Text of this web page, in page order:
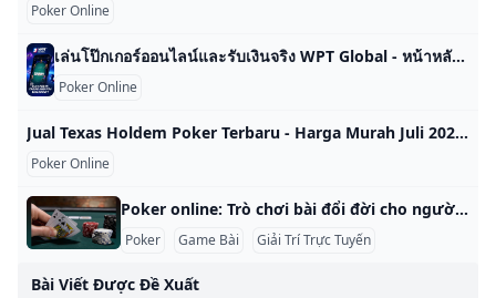
Poker Online
เล่นโป๊กเกอร์ออนไลน์และรับเงินจริง WPT Global - หน้าหลักออนไลน์ของ World Poker Tour - นำทัวร์นาเมนต์โป๊กเกอร์ออนไลน์ที่ปลอดภัยที่สุดและเกมเงินจริงมาให้คุณ กฎของโป๊กเกอร์ กฎการแข่งขัน คำศัพท์โป๊กเกอร์ Texas Hold’em PLO Short Deck Global Spins Mystery Bounty ประกันภัย Reveal Hands Rabbit Hunt ขยายเวลา การเดิมพัน HOLE CARD Gift Fest Jackpots หน้าหลักออนไลน์ของ World Poker Tour ที่ซึ่งตำนานได้บรรจบกับการปฏิวัติ เข้าร่วมสังคมการเล่นไพ่ใหญ่ที่สุดของโลก ของผู้เล่นเกมเงินสด 20 ปีที่ดีเยี่ยมที่สุด WPT เป็นหนึ่งในชื่อโป๊กเกอร์ที่โดดเด่นที่สุด แบรนด์โป๊กเกอร์ชั้นนําทั่วโลกในช่วง 20 ปีที่ผ่านมาและการนับ สนามเล่นสำหรับระดับสกิลทั้งหมด ซอฟต์แวร์ WPT Global ที่เป็นนวัตกรรมใหม่ช่วยให้มีผู้เล่นมืออาชีพเพียงสองคนต่อโต๊ะเกมเงินสด หมายความว่าผู้เล่นทุกระดับมีสถานที่ที่ดีที่สุดในการเรียนรู้ เล่น ปรับปรุง และชนะ ไม่อนุญาตให้ใช้โปรแกรมอัตโนมัติและการโกงใด ๆ 24/7 ติดตามการเฝ้าระวังผู้ฉ้อโกงและโปรแกรมบอท การตรวจจับ AI ที่ขับเคลื่อนด้วยข้อมูลพร้อมกับทฤษฎีเกมจะช่วยกำจัดบอทและการสมรู้ร่วมคิดเพื่อให้คุณสามารถเพลิดเพลินไปกับสภาพแวดล้อมเกมที่ปลอดภัยและยุติธรรม WPT เป็นหนึ่งในชื่อโป๊กเกอร์ที่โดดเด่นที่สุด แบรนด์โป๊กเกอร์ชั้นนําทั่วโลกในช่วง 20 ปีที่ผ่านมาและการนับ ซอฟต์แวร์ WPT Global ที่เป็นนวัตกรรมใหม่ช่วยให้มีผู้เล่นมืออาชีพเพียงสองคนต่อโต๊ะเกมเงินสด หมายความว่าผู้เล่นทุกระดับมีสถานที่ที่ดีที่สุดในการเรียนรู้ เล่น ปรับปรุง และชนะ
Poker Online
Jual Texas Holdem Poker Terbaru - Harga Murah Juli 2025 & Cicil 0% Beli Texas Holdem Poker terbaru harga murah Juli 2025 di Tokopedia! ∙ Promo Pengguna Baru ∙ Kurir Instan ∙ Bebas Ongkir ∙ Cicilan 0%. KategoriMainan & HobiBoard GamePermainan KartuRumah TanggaKebersihanDekorasiTempat Penyimpanan
Poker Online
Poker online: Trò chơi bài đổi đời cho người Việt Poker online là một trong những trò chơi bài phổ biến và thu hút đông đảo người chơi tại Việt Nam cũng như trên toàn thế giới. Trò chơi này không chỉ mang lại sự giải trí mà còn là cơ hội để người chơi thử thách tư duy, chiến lược và kỹ năng quản lý tâm lý. Lợi ích của việc chơi poker online Tiện lợi: Người chơi có thể tham gia bất cứ lúc nào và ở đâu chỉ với một chiếc điện thoại hoặc máy tính có kết nối internet.
Poker Game Bài Giải Trí Trực Tuyến
Bài Viết Được Đề Xuất